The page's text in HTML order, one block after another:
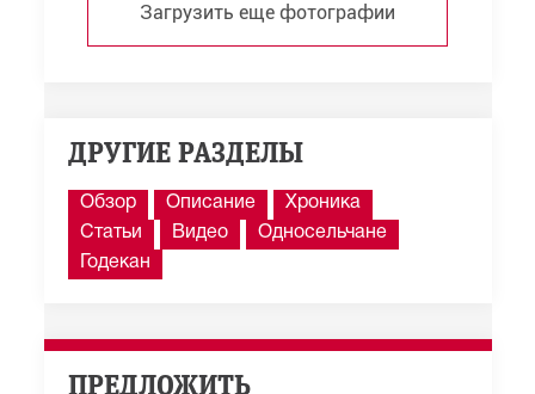
Загрузить еще фотографии
ДРУГИЕ РАЗДЕЛЫ
Обзор Описание
Хроника
Статьи
Видео
Односельчане
Годекан
ПРЕДЛОЖИТЬ